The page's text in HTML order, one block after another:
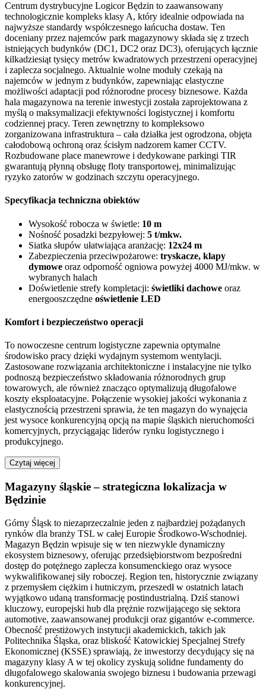
Centrum dystrybucyjne Logicor Będzin to zaawansowany
technologicznie kompleks klasy A, który idealnie odpowiada na
najwyższe standardy współczesnego łańcucha dostaw. Ten
doceniany przez najemców park magazynowy składa się z trzech
istniejących budynków (DC1, DC2 oraz DC3), oferujących łącznie
kilkadziesiąt tysięcy metrów kwadratowych przestrzeni operacyjnej
i zaplecza socjalnego. Aktualnie wolne moduły czekają na
najemców w jednym z budynków, zapewniając elastyczne
możliwości adaptacji pod różnorodne procesy biznesowe. Każda
hala magazynowa na terenie inwestycji została zaprojektowana z
myślą o maksymalizacji efektywności logistycznej i komfortu
codziennej pracy. Teren zewnętrzny to kompleksowo
zorganizowana infrastruktura – cała działka jest ogrodzona, objęta
całodobową ochroną oraz ścisłym nadzorem kamer CCTV.
Rozbudowane place manewrowe i dedykowane parkingi TIR
gwarantują płynną obsługę floty transportowej, minimalizując
ryzyko zatorów w godzinach szczytu operacyjnego.
Specyfikacja techniczna obiektów
Wysokość robocza w świetle: 10 m
Nośność posadzki bezpyłowej: 5 t/mkw.
Siatka słupów ułatwiająca aranżację: 12x24 m
Zabezpieczenia przeciwpożarowe: tryskacze, klapy
dymowe oraz odporność ogniowa powyżej 4000 MJ/mkw. w
wybranych halach
Doświetlenie strefy kompletacji: świetliki dachowe oraz
energooszczędne oświetlenie LED
Komfort i bezpieczeństwo operacji
To nowoczesne centrum logistyczne zapewnia optymalne
środowisko pracy dzięki wydajnym systemom wentylacji.
Zastosowane rozwiązania architektoniczne i instalacyjne nie tylko
podnoszą bezpieczeństwo składowania różnorodnych grup
towarowych, ale również znacząco optymalizują długofalowe
koszty eksploatacyjne. Połączenie wysokiej jakości wykonania z
elastycznością przestrzeni sprawia, że ten magazyn do wynajęcia
jest wysoce konkurencyjną opcją na mapie śląskich nieruchomości
komercyjnych, przyciągając liderów rynku logistycznego i
produkcyjnego.
Czytaj więcej
Magazyny śląskie – strategiczna lokalizacja w
Będzinie
Górny Śląsk to niezaprzeczalnie jeden z najbardziej pożądanych
rynków dla branży TSL w całej Europie Środkowo-Wschodniej.
Magazyn Będzin wpisuje się w ten niezwykle dynamiczny
ekosystem biznesowy, oferując przedsiębiorstwom bezpośredni
dostęp do potężnego zaplecza konsumenckiego oraz wysoce
wykwalifikowanej siły roboczej. Region ten, historycznie związany
z przemysłem ciężkim i hutniczym, przeszedł w ostatnich latach
wyjątkowo udaną transformację postindustrialną. Dziś stanowi
kluczowy, europejski hub dla prężnie rozwijającego się sektora
automotive, zaawansowanej produkcji oraz gigantów e-commerce.
Obecność prestiżowych instytucji akademickich, takich jak
Politechnika Śląska, oraz bliskość Katowickiej Specjalnej Strefy
Ekonomicznej (KSSE) sprawiają, że inwestorzy decydujący się na
magazyny klasy A w tej okolicy zyskują solidne fundamenty do
długofalowego skalowania swojego biznesu i budowania przewagi
konkurencyjnej.